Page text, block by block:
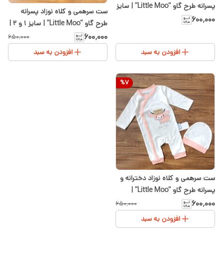
پسرانه طرح گاو “Little Moo” | سایز
۱ و ۲ | سبز
۶۰۰٬۰۰۰
افزودن به سبد
ست سرهمی و کلاه نوزاد پسرانه
طرح گاو “Little Moo” | سایز ۱ و ۲ |
طوسی سفید
۶۰۰٬۰۰۰ ۶۵۰٬۰۰۰
افزودن به سبد
%7
ست سرهمی و کلاه نوزاد دخترانه و
پسرانه طرح گاو “Little Moo” |
سایز۱ و ۲ | سفید گلبهی
۶۰۰٬۰۰۰ ۶۵۰٬۰۰۰
افزودن به سبد